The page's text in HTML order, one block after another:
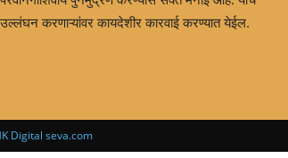
उल्लंघन करणाऱ्यांवर कायदेशीर कारवाई करण्यात येईल.
Digital seva.com